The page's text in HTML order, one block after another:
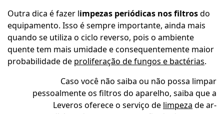
Outra dica é fazer limpezas periódicas nos filtrosdo
equipamento. Isso é sempre importante, ainda mais
quando se utiliza o ciclo reverso, pois o ambiente
quente tem mais umidade e consequentemente maior
probabilidade de proliferação de fungos e bactérias.
Caso você não saiba ou não possa limpar
pessoalmente os filtros do aparelho, saiba que a
Leveros oferece o serviço de limpeza de ar-